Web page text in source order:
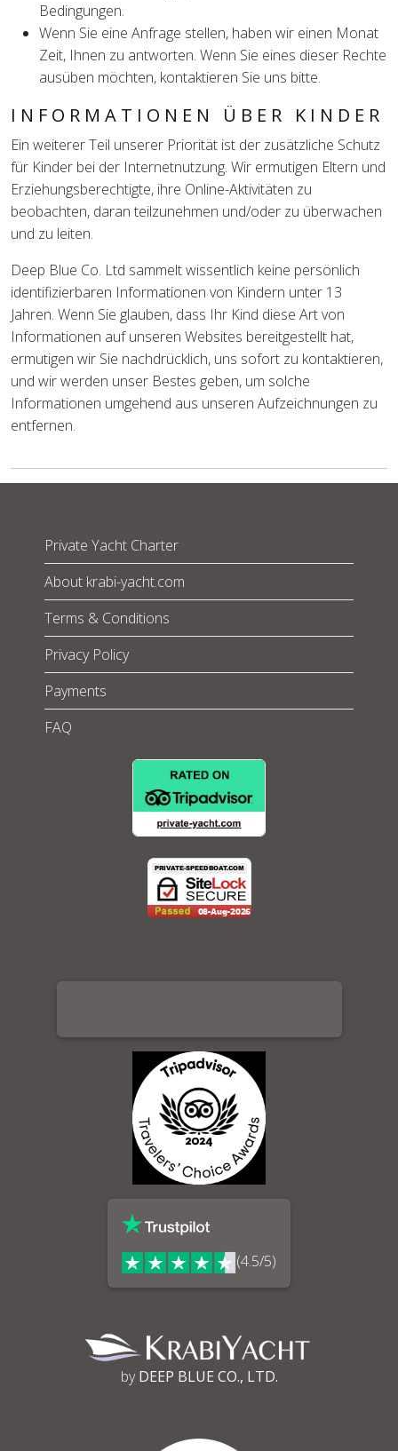
Bedingungen.
Wenn Sie eine Anfrage stellen, haben wir einen Monat
Zeit, Ihnen zu antworten. Wenn Sie eines dieser Rechte
ausüben möchten, kontaktieren Sie uns bitte.
INFORMATIONEN ÜBER KINDER
Ein weiterer Teil unserer Priorität ist der zusätzliche Schutz
für Kinder bei der Internetnutzung. Wir ermutigen Eltern und
Erziehungsberechtigte, ihre Online-Aktivitäten zu
beobachten, daran teilzunehmen und/oder zu überwachen
und zu leiten.
Deep Blue Co. Ltd sammelt wissentlich keine persönlich
identifizierbaren Informationen von Kindern unter 13
Jahren. Wenn Sie glauben, dass Ihr Kind diese Art von
Informationen auf unseren Websites bereitgestellt hat,
ermutigen wir Sie nachdrücklich, uns sofort zu kontaktieren,
und wir werden unser Bestes geben, um solche
Informationen umgehend aus unseren Aufzeichnungen zu
entfernen.
Private Yacht Charter
About krabi-yacht.com
Terms & Conditions
Privacy Policy
Payments
FAQ
(4.5/5)
byDEEP BLUE CO., LTD.